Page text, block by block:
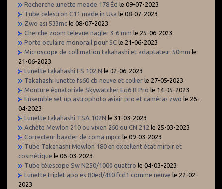
Recherche lunette meade 178 Éd le 09-07-2023
Tube celestron C11 made in Usa le 08-07-2023
Zwo asi 533mc le 08-07-2023
Cherche zoom televue nagler 3-6 mm le 25-06-2023
Porte oculaire monorail pour SC le 21-06-2023
Microscope de collimation takahashi et adaptateur 50mm le
21-06-2023
Lunette takahashi FS 102 N le 02-06-2023
Takahashi lunette fs60 cb neuve et collier le 27-05-2023
Monture équatoriale Skywatcher Eq6 R Pro le 14-05-2023
Ensemble set up astrophoto asiair pro et caméras zwo le 26-
04-2023
Lunette takahashi TSA 102N le 31-03-2023
Achète Mewlon 210 ou vixen 260 ou CN 212 le 25-03-2023
Correcteur baader de coma mpcc le 09-03-2023
Tube Takahashi Mewlon 180 en excellent état miroir et
cosmétique le 06-03-2023
Tube télescope Sw N250/1000 quattro le 04-03-2023
Lunette triplet apo es 80ed/480 fcd1 comme neuve le 22-02-
2023